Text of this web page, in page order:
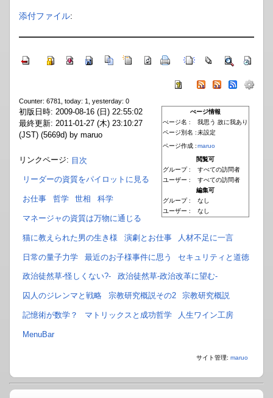
添付ファイル:
ぺージ情報
ぺージ名 :
我思う 故に我あり
ページ別名 :未設定
ページ作成 :maruo
閲覧可
グループ :
すべての訪問者
ユーザー :
すべての訪問者
編集可
グループ :
なし
ユーザー :
なし
Counter: 6781, today: 1, yesterday: 0
初版日時: 2009-08-16 (日) 22:55:02
最終更新: 2011-01-27 (木) 23:10:27
(JST) (5669d) by maruo
リンクページ: 目次
リーダーの資質をパイロットに見る
お仕事 哲学 世相 科学
マネージャの資質は万物に通じる
猫に教えられた男の生き様 演劇とお仕事 人材不足に一言
日常の量子力学 最近のお子様事件に思う セキュリティと道徳
政治徒然草-怪しくない?- 政治徒然草-政治改革に望む-
囚人のジレンマと戦略 宗教研究概説その2 宗教研究概説
記憶術が数学？ マトリックスと成功哲学 人生ワイン工房
MenuBar
サイト管理: maruo